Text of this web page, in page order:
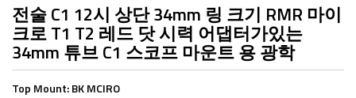
전술 C1 12시 상단 34mm 링 크기 RMR 마이
크로 T1 T2 레드 닷 시력 어댑터가있는
34mm 튜브 C1 스코프 마운트 용 광학
Top Mount:BK MCIRO